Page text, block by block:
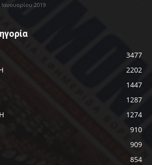
Ιανουαρίου 2019
3477
2202
1447
1287
1274
910
909
854